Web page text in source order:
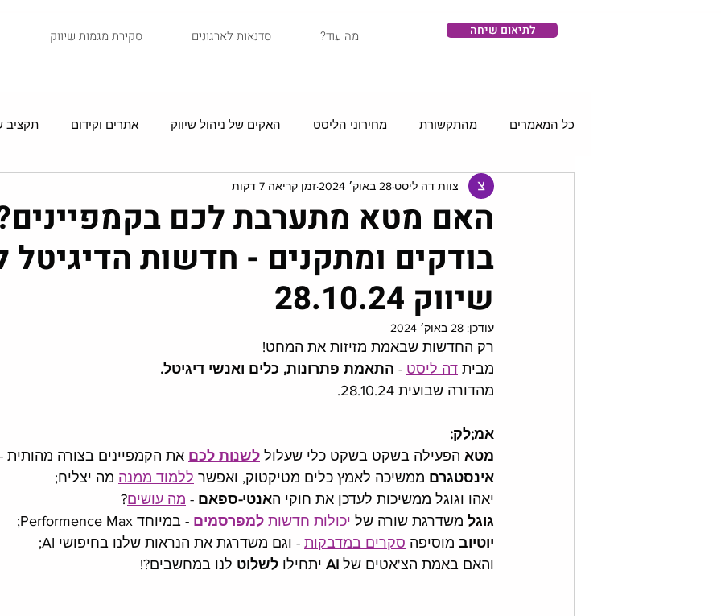
סקירת מגמות שיווק סדנאות לארגונים ?מה עוד לתיאום שיחה
כל המאמרים מהתקשורת מחירוני הליסט האקים של ניהול שיווק אתרים וקידום תקציב
רשתות חברתיות סושיאל וידאו סיפורי לקוחות
האם מטא מתערבת לכם
בודקים ומתקנים - חדשות הדיגיטל
שיווק 28.10.24
צוות דה ליסט 28 באוק׳ 2024 זמן קריאה 7 דקות
עודכן: 28 באוק׳ 2024
רק החדשות שבאמת מזיזות את המחט!
מבית דה ליסט - התאמת פתרונות, כלים ואנשי דיגיטל.
מהדורה שבועית 28.10.24.
אמ;לק:
מטא הפעילה בשקט בשקט כלי שעלול לשנות לכם את הקמפיינים בצורה מהותית
אינסטגרם ממשיכה לאמץ כלים מטיקטוק, ואפשר ללמוד ממנה מה יצליח;
יאהו וגוגל ממשיכות לעדכן את חוקי האנטי-ספאם - מה עושים?
גוגל משדרגת שורה של יכולות חדשות למפרסמים - במיוחד Performence Max;
יוטיוב מוסיפה סקרים במדבקות - וגם משדרגת את הנראות שלנו בחיפושי AI;
והאם באמת הצ'אטים של AI יתחילו לשלוט לנו במחשבים?!